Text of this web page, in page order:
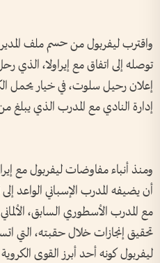
واقترب ليفربول من حسم ملف المدير
توصله إلى اتفاق مع إيراولا، الذي
إعلان رحيل سلوت، في خيار يحمل
إدارة النادي مع المدرب الذي يبلغ من
ومنذ أنباء مفاوضات ليفربول مع
أن يضيفه المدرب الإسباني الواعد
مع المدرب الأسطوري السابق،
تحقيق إنجازات خلال حقبته، التي
ليفربول كونه أحد أبرز القوى الكروية